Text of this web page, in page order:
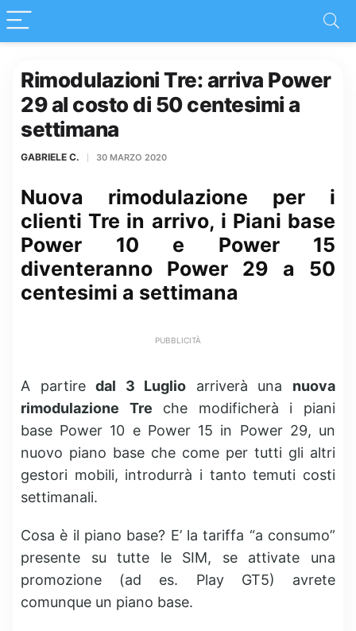
Rimodulazioni Tre: arriva Power
29 al costo di 50 centesimi a
settimana
GABRIELE C. 30 MARZO 2020
Nuova rimodulazione per i
clienti Tre in arrivo, i Piani base
Power 10 e Power 15
diventeranno Power 29 a 50
centesimi a settimana
PUBBLICITÀ
A partiredal 3 Luglio arriverà una nuova
rimodulazione Tre che modificherà i piani
base Power 10 e Power 15 in Power 29, un
nuovo piano base che come per tutti gli altri
gestori mobili, introdurrà i tanto temuti costi
settimanali.
Cosa è il piano base? E’ la tariffa “a consumo”
presente su tutte le SIM, se attivate una
promozione (ad es. Play GT5) avrete
comunque un piano base.